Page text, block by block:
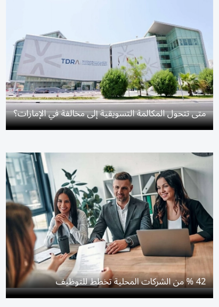
متى تتحول المكالمة التسويقية إلى مخالفة في الإمارات؟
42 % من الشركات المحلية تخطط للتوظيف